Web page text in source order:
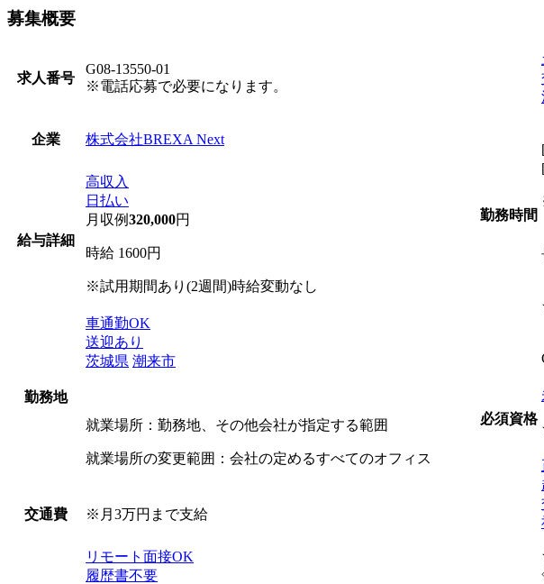
募集概要
求人番号
G08-13550-01
※電話応募で必要になります。
企業 株式会社BREXA Next
給与詳細
高収入
日払い
月収例320,000円
時給 1600円
※試用期間あり(2週間)時給変動なし
勤務地
車通勤OK
送迎あり
茨城県 潮来市
就業場所：勤務地、その他会社が指定する範囲
就業場所の変更範囲：会社の定めるすべてのオフィス
交通費 ※月3万円まで支給
リモート面接OK
履歴書不要
勤務時間
必須資格